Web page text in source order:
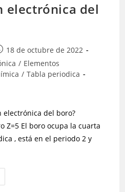
electrónica del
18 de octubre de 2022
/ Elementos
/ Tabla periodica
electrónica del boro?
Z=5 El boro ocupa la cuarta
, está en el periodo 2 y